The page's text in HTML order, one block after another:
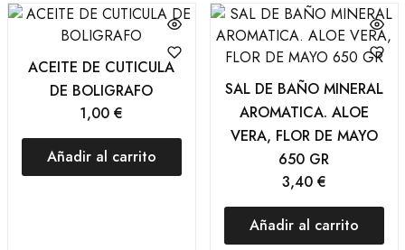
ACEITE DE CUTICULA
DE BOLIGRAFO
1,00 €
Añadir al carrito
SAL DE BAÑO MINERAL
AROMATICA. ALOE
VERA, FLOR DE MAYO
650 GR
3,40 €
Añadir al carrito